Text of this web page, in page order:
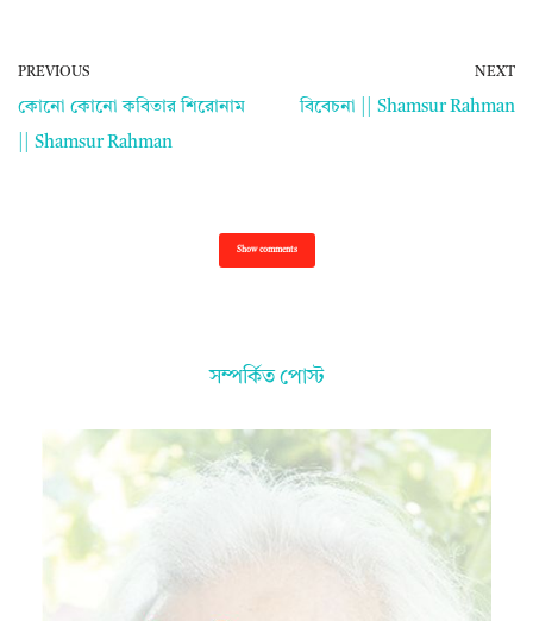
PREVIOUS
কোনো কোনো কবিতার শিরোনাম
|| Shamsur Rahman
NEXT
বিবেচনা || Shamsur Rahman
Show comments
সম্পর্কিত পোস্ট